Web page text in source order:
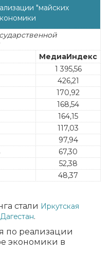
"майских
МедиаИндекс
1 395,56
426,21
170,92
168,54
164,15
117,03
97,94
67,30
52,38
48,37
стали Иркутская
Дагестан.
по реализации
экономики в